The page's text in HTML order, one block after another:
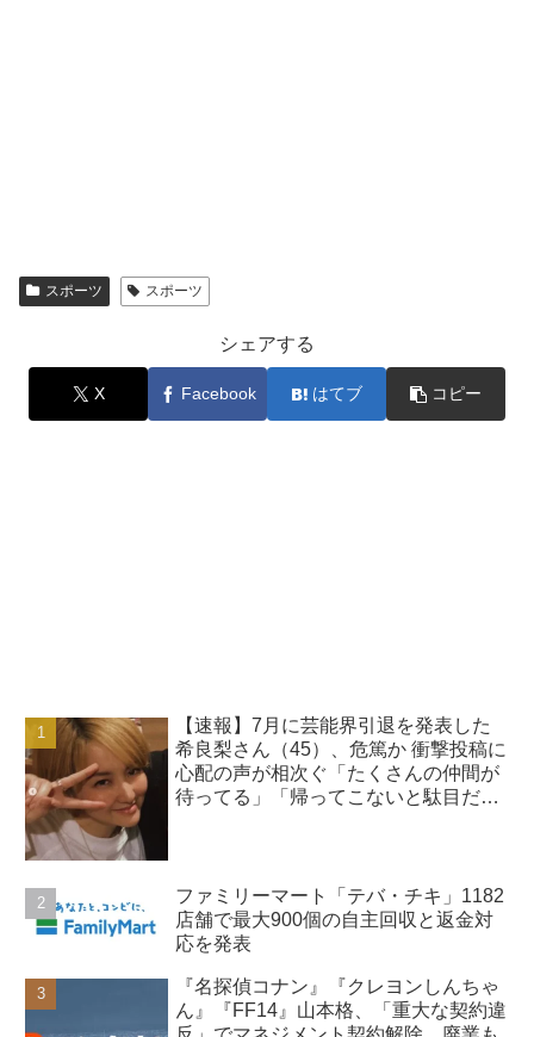
スポーツ スポーツ
シェアする
X Facebook はてブ コピー
【速報】7月に芸能界引退を発表した
希良梨さん（45）、危篤か 衝撃投稿に
心配の声が相次ぐ「たくさんの仲間が
待ってる」「帰ってこないと駄目だ
ファミリーマート「テバ・チキ」1182
店舗で最大900個の自主回収と返金対
応を発表
『名探偵コナン』『クレヨンしんちゃ
ん』『FF14』山本格、「重大な契約違